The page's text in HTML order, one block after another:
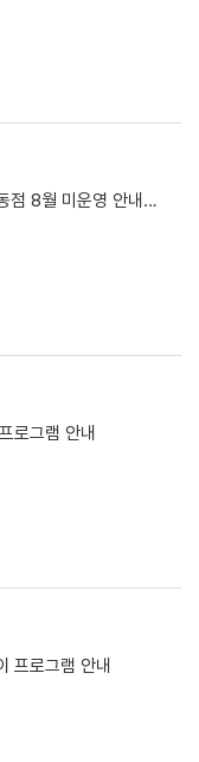
◎ 서리풀노리학교 양재1동점 8월 미운영 안내 ◎
로그램 안내
프로그램 안내